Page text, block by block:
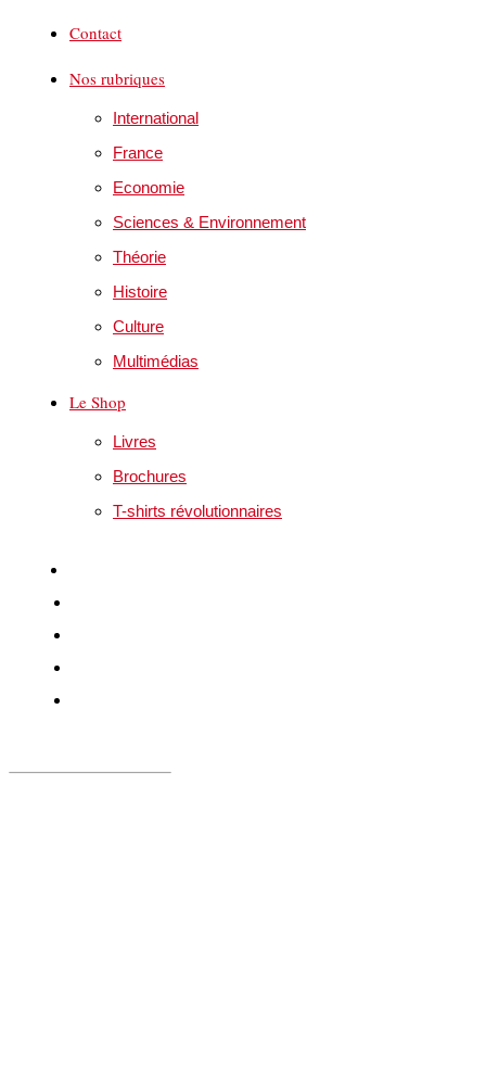
Contact
Nos rubriques
International
France
Economie
Sciences & Environnement
Théorie
Histoire
Culture
Multimédias
Le Shop
Livres
Brochures
T-shirts révolutionnaires